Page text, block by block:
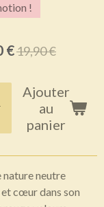
!
€19,90 €
Ajouter
au
panier
nature neutre
cœur dans son